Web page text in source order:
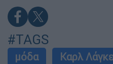
#TAGS
μόδα Καρλ